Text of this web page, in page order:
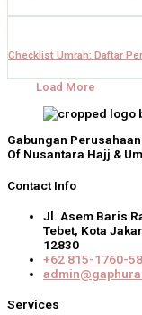
Checklist Umrah: Daftar
Load More
Gabungan
Of Nusantara Hajj &
Contact Info
Jl. Asem Baris
Tebet, Kota
12830
+62 815-1760-
Services